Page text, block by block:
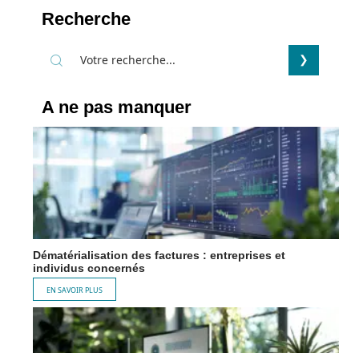
Recherche
A ne pas manquer
Dématérialisation des factures : entreprises et
individus concernés
EN SAVOIR PLUS